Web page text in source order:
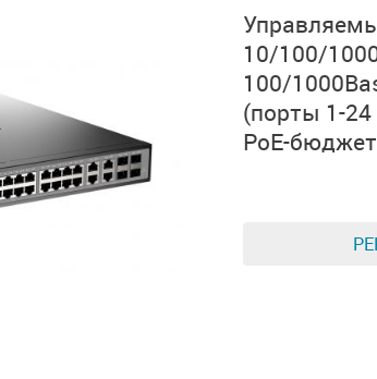
10/100/
100/
(порты 1-
PoE-